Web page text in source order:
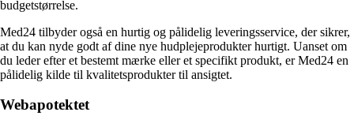
budgetstørrelse.
Med24 tilbyder også en hurtig og pålidelig leveringsservice, der sikrer,
at du kan nyde godt af dine nye hudplejeprodukter hurtigt. Uanset om
du leder efter et bestemt mærke eller et specifikt produkt, er Med24 en
pålidelig kilde til kvalitetsprodukter til ansigtet.
Webapotektet